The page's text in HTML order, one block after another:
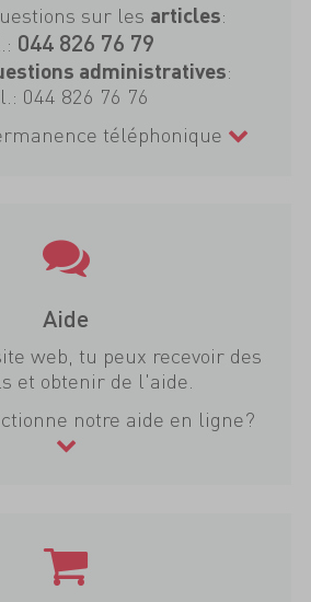
sur les articles:
044 826 76 79
administratives:
044 826 76 76
téléphonique
Aide
web, tu peux recevoir des
et obtenir de l'aide.
notre aide en ligne?